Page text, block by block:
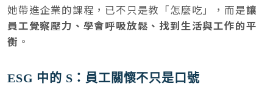
她帶進企業的課程，已不只是教「怎麼吃」，而是讓
員工覺察壓力、學會呼吸放鬆、找到生活與工作的平
衡 。
ESG 中的 S：員工關懷不只是口號